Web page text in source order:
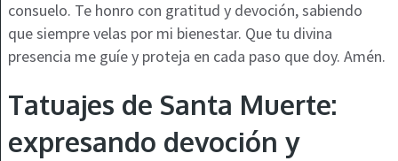
consuelo. Te honro con gratitud y devoción, sabiendo
que siempre velas por mi bienestar. Que tu divina
presencia me guíe y proteja en cada paso que doy. Amén.
Tatuajes de Santa Muerte:
expresando devoción y